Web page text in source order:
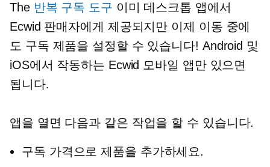
The 반복 구독 도구 이미 데스크톱 앱에서
Ecwid 판매자에게 제공되지만 이제 이동 중에
도 구독 제품을 설정할 수 있습니다! Android 및
iOS에서 작동하는 Ecwid 모바일 앱만 있으면
됩니다.
앱을 열면 다음과 같은 작업을 할 수 있습니다.
구독 가격으로 제품을 추가하세요.